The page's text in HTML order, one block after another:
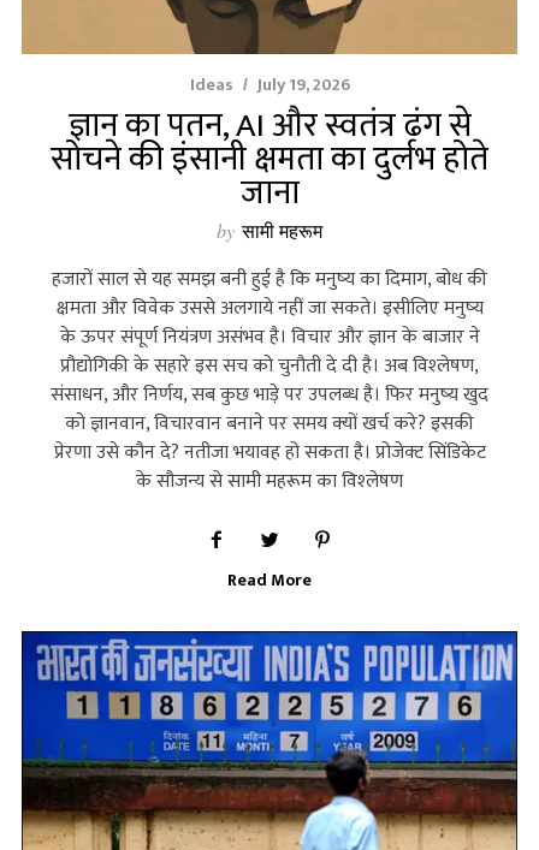
Ideas July 19, 2026
ज्ञान का पतन, AI और स्‍वतंत्र ढंग से
सोचने की इंसानी क्षमता का दुर्लभ होते
जाना
by सामी महरूम
हजारों साल से यह समझ बनी हुई है कि मनुष्‍य का दिमाग, बोध की
क्षमता और विवेक उससे अलगाये नहीं जा सकते। इसीलिए मनुष्‍य
के ऊपर संपूर्ण नियंत्रण असंभव है। विचार और ज्ञान के बाजार ने
प्रौद्योगिकी के सहारे इस सच को चुनौती दे दी है। अब विश्‍लेषण,
संसाधन, और निर्णय, सब कुछ भाड़े पर उपलब्‍ध है। फिर मनुष्‍य खुद
को ज्ञानवान, विचारवान बनाने पर समय क्‍यों खर्च करे? इसकी
प्रेरणा उसे कौन दे? नतीजा भयावह हो सकता है। प्रोजेक्‍ट सिंडिकेट
के सौजन्‍य से सामी महरूम का विश्‍लेषण
Read More